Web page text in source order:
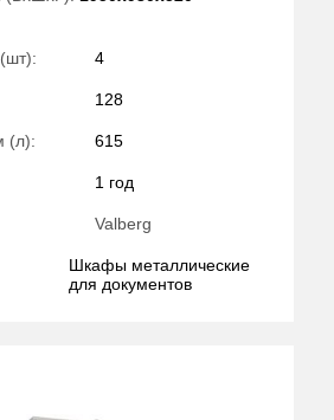
4
128
(л): 615
1 год
Valberg
Шкафы металлические
для документов